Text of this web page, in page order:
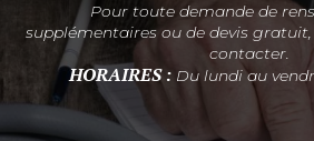
Pour toute demande de
supplémentaires ou de devis gratuit,
contacter.
HORAIRES : Du lundi au